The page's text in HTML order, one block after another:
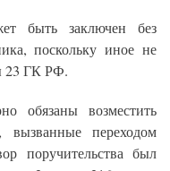
быть заключен без
поскольку иное не
23 ГК РФ.
обязаны возместить
вызванные переходом
поручительства был